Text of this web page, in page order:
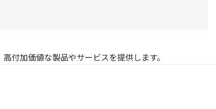
付加価値な製品やサービスを提供します。